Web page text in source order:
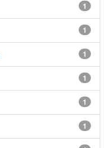
1
1
1
1
1
1